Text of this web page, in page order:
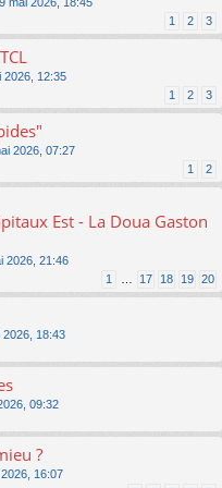
1 2 3
2026, 12:35
1 2 3
2026, 07:27
1 2
Est - La Doua Gaston
2026, 21:46
1 17 18 19 20
2026, 18:43
09:32
?
16:07